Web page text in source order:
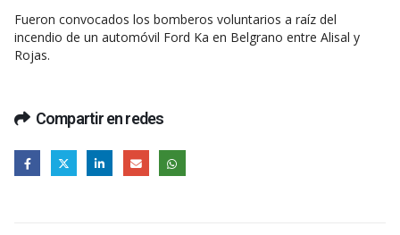
Fueron convocados los bomberos voluntarios a raíz del
incendio de un automóvil Ford Ka en Belgrano entre Alisal y
Rojas.
Compartir en redes